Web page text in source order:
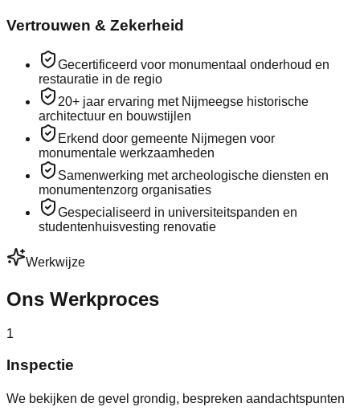
Vertrouwen & Zekerheid
Gecertificeerd voor monumentaal onderhoud en
restauratie in de regio
20+ jaar ervaring met Nijmeegse historische
architectuur en bouwstijlen
Erkend door gemeente Nijmegen voor
monumentale werkzaamheden
Samenwerking met archeologische diensten en
monumentenzorg organisaties
Gespecialiseerd in universiteitspanden en
studentenhuisvesting renovatie
Werkwijze
Ons Werkproces
1
Inspectie
We bekijken de gevel grondig, bespreken aandachtspunten